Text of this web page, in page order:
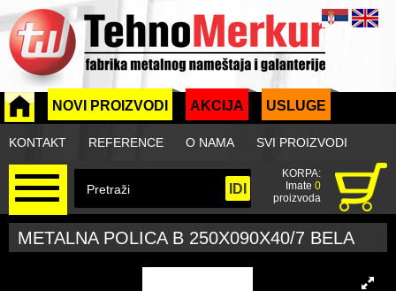
NOVI PROIZVODI AKCIJA USLUGE
KONTAKT REFERENCE O NAMA SVI PROIZVODI
KORPA:
Imate 0
proizvoda
METALNA POLICA B 250X090X40/7 BELA